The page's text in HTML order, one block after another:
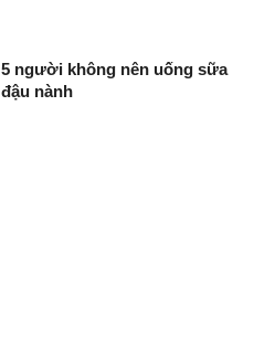
5 người không nên uống sữa
đậu nành